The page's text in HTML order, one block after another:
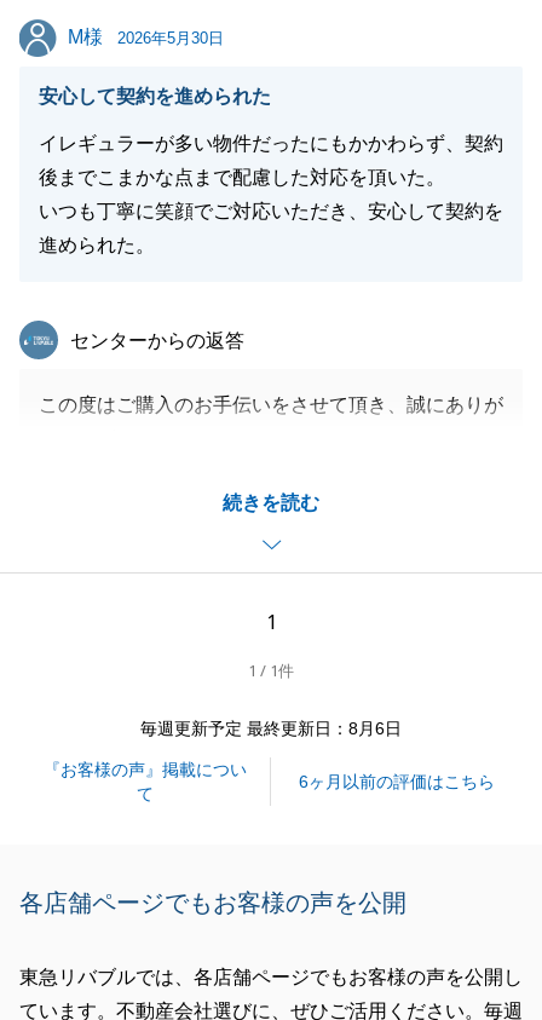
M様
M様 2026年5月30日
安心して契約を進められた
イレギュラーが多い物件だったにもかかわらず、契約
後までこまかな点まで配慮した対応を頂いた。
いつも丁寧に笑顔でご対応いただき、安心して契約を
進められた。
続きを読む
東急リバブル
センターからの返答
この度はご購入のお手伝いをさせて頂き、誠にありが
多かったかと存じますが、安心してお任せ頂いたとい
うことで嬉しく思っております。
また不動産でお困りなことがございましたらいつでも
1
1 / 1件
毎週更新予定 最終更新日：8月6日
『お客様の声』掲載につい
て
6ヶ月以前の評価はこちら
各店舗ページでもお客様の声を公開
東急リバブルでは、各店舗ページでもお客様の声を公開し
ています。不動産会社選びに、ぜひご活用ください。毎週